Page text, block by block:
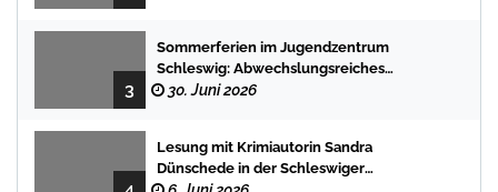
3
Sommerferien im Jugendzentrum
Schleswig: Abwechslungsreiches
Programm für Kinder und Jugendliche
30. Juni 2026
Lesung mit Krimiautorin Sandra
Dünschede in der Schleswiger